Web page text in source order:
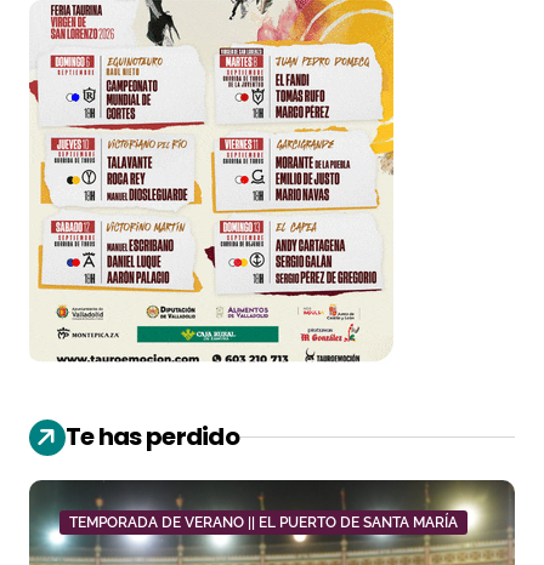
Te has perdido
TEMPORADA DE VERANO || EL PUERTO DE SANTA MARÍA